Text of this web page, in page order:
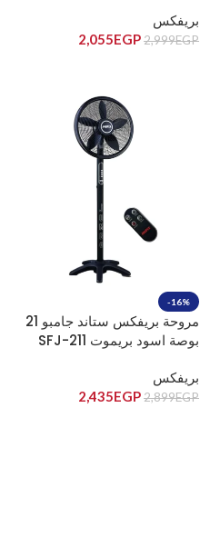
بريفكس
2,999EGP
2,055EGP
-16%
مروحة بريفكس ستاند جامبو 21
بوصة اسود بريموت SFJ-211
بريفكس
2,899EGP
2,435EGP